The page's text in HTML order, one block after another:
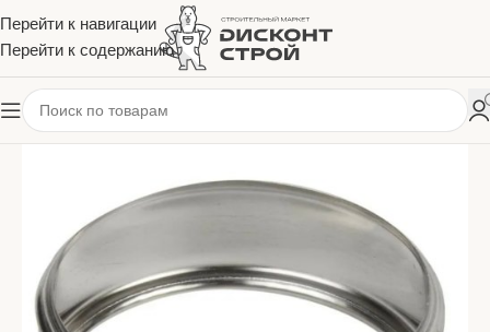
Перейти к навигации
Перейти к содержанию